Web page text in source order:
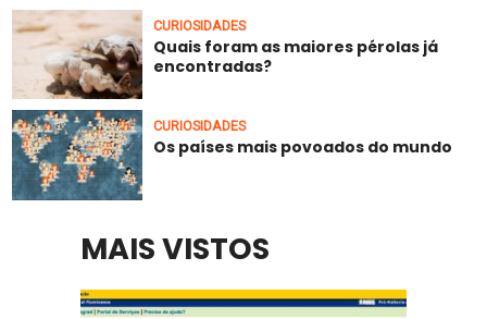
CURIOSIDADES
Quais foram as maiores pérolas já
encontradas?
CURIOSIDADES
Os países mais povoados do mundo
MAIS VISTOS